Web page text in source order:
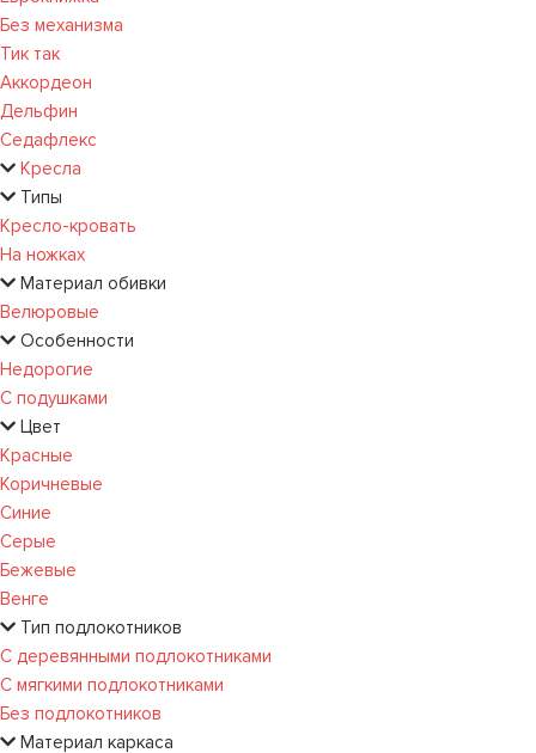
Без механизма
Тик так
Аккордеон
Дельфин
Седафлекс
Кресла
Типы
Кресло-кровать
На ножках
Материал обивки
Велюровые
Особенности
Недорогие
С подушками
Цвет
Красные
Коричневые
Синие
Серые
Бежевые
Венге
Тип подлокотников
С деревянными подлокотниками
С мягкими подлокотниками
Без подлокотников
Материал каркаса